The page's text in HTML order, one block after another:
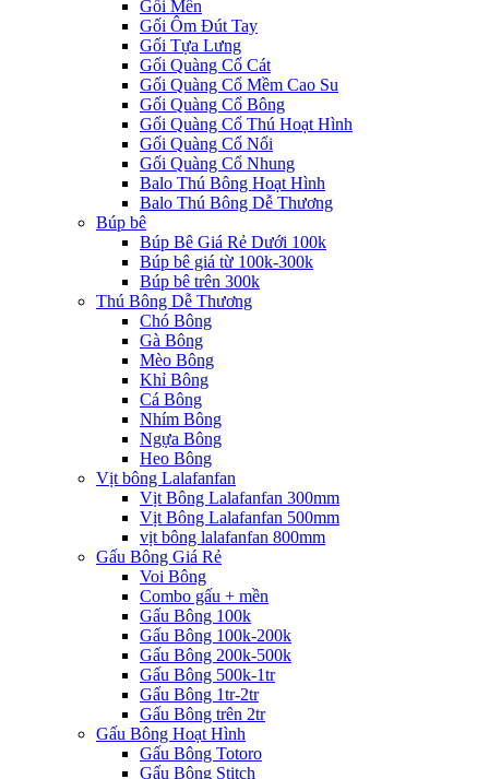
Gối Mền
Gối Ôm Đút Tay
Gối Tựa Lưng
Gối Quàng Cổ Cát
Gối Quàng Cổ Mềm Cao Su
Gối Quàng Cổ Bông
Gối Quàng Cổ Thú Hoạt Hình
Gối Quàng Cổ Nổi
Gối Quàng Cổ Nhung
Balo Thú Bông Hoạt Hình
Balo Thú Bông Dễ Thương
Búp bê
Búp Bê Giá Rẻ Dưới 100k
Búp bê giá từ 100k-300k
Búp bê trên 300k
Thú Bông Dễ Thương
Chó Bông
Gà Bông
Mèo Bông
Khỉ Bông
Cá Bông
Nhím Bông
Ngựa Bông
Heo Bông
Vịt bông Lalafanfan
Vịt Bông Lalafanfan 300mm
Vịt Bông Lalafanfan 500mm
vịt bông lalafanfan 800mm
Gấu Bông Giá Rẻ
Voi Bông
Combo gấu + mền
Gấu Bông 100k
Gấu Bông 100k-200k
Gấu Bông 200k-500k
Gấu Bông 500k-1tr
Gấu Bông 1tr-2tr
Gấu Bông trên 2tr
Gấu Bông Hoạt Hình
Gấu Bông Totoro
Gấu Bông Stitch